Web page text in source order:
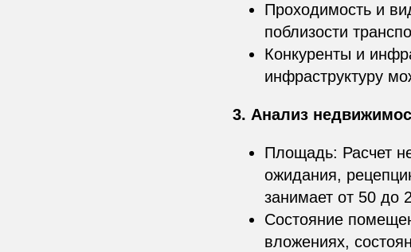
Проходимость и
поблизости
Конкуренты и
инфраструктуру
3. Анализ
Площадь: Расчет
ожидания,
занимает от 50 до
Состояние
вложениях,